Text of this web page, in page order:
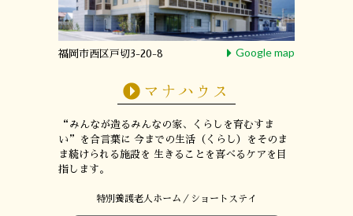
福岡市西区戸切3-20-8 Google map
マナハウス
“みんなが造るみんなの家、くらしを育むすま
い”
を合言葉に 今までの生活（くらし）をそのま
ま続けられる施設を 生きることを喜べるケアを目
指します。
特別養護老人ホーム／ショートステイ